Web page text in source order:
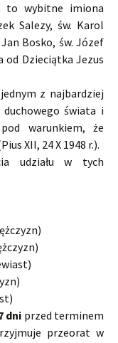
to wybitne imiona
Salezy, św. Karol
Bosko, św. Józef
od Dzieciątka Jezus
z najbardziej
świata i
warunkiem, że
XII, 24 X 1948 r.).
udziału w tych
dni przed terminem
przeorat w